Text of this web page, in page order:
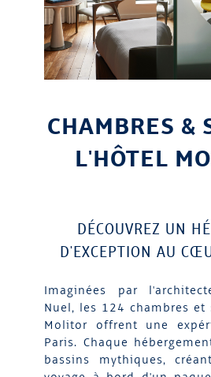
CHAMBRES &
L'HÔTEL
DÉCOUVREZ UN
D'EXCEPTION AU
Imaginées par
Nuel, les 124 chambres et
Molitor offrent une
Paris. Chaque
bassins mythiques,